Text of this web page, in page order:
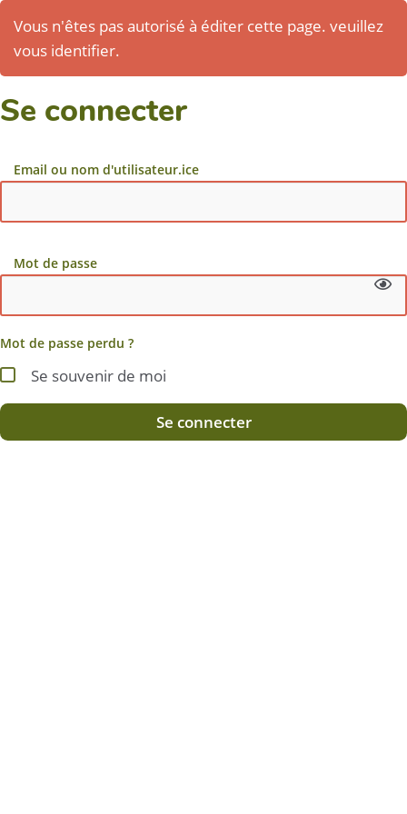
Vous n'êtes pas autorisé à éditer cette page. veuillez
vous identifier.
Se connecter
Email ou nom d'utilisateur.ice
Mot de passe
Mot de passe perdu ?
Se souvenir de moi
Se connecter